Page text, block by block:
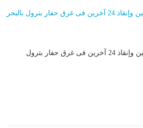
حادث مروع.. مصرع شخصين وإنقاذ 24 آخرين فى غرق حفار بترول